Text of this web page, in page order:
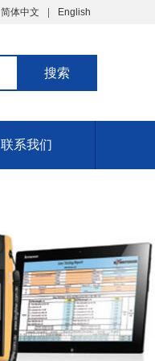
简体中文 English
联系我们